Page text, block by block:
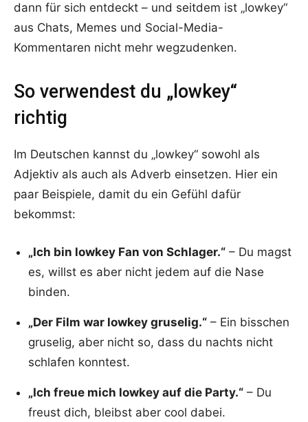
dann für sich entdeckt – und seitdem ist „lowkey“
aus Chats, Memes und Social-Media-
Kommentaren nicht mehr wegzudenken.
So verwendest du „lowkey“
richtig
Im Deutschen kannst du „lowkey“ sowohl als
Adjektiv als auch als Adverb einsetzen. Hier ein
paar Beispiele, damit du ein Gefühl dafür
bekommst:
„Ich bin lowkey Fan von Schlager.“ – Du magst
es, willst es aber nicht jedem auf die Nase
binden.
„Der Film war lowkey gruselig.“ – Ein bisschen
gruselig, aber nicht so, dass du nachts nicht
schlafen konntest.
„Ich freue mich lowkey auf die Party.“ – Du
freust dich, bleibst aber cool dabei.